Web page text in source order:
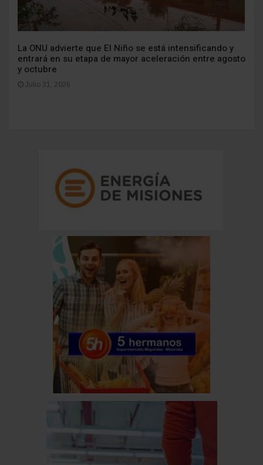
La ONU advierte que El Niño se está intensificando y
entrará en su etapa de mayor aceleración entre agosto
y octubre
Julio 31, 2026